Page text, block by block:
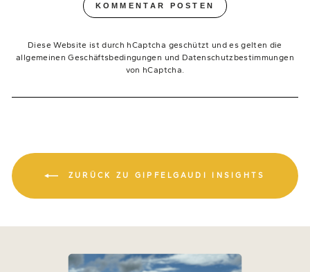
KOMMENTAR POSTEN
Diese Website ist durch hCaptcha geschützt und es gelten die
allgemeinen Geschäftsbedingungen und Datenschutzbestimmungen
von hCaptcha.
ZURÜCK ZU GIPFELGAUDI INSIGHTS